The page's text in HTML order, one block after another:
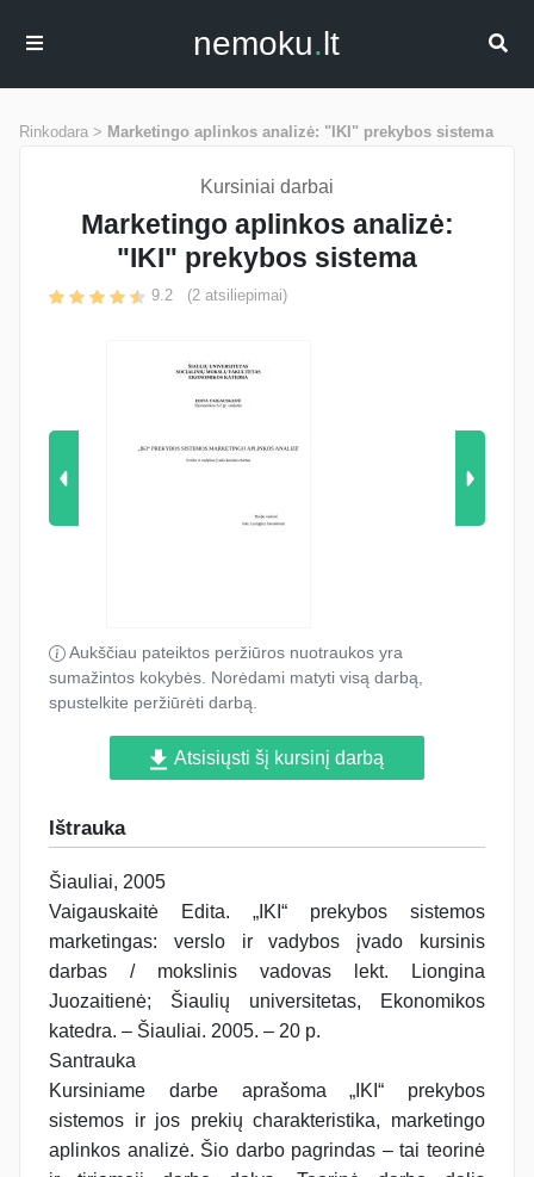
nemoku.lt
Rinkodara > Marketingo aplinkos analizė: "IKI" prekybos sistema
Kursiniai darbai
Marketingo aplinkos analizė:
"IKI" prekybos sistema
9.2 (2 atsiliepimai)
Aukščiau pateiktos peržiūros nuotraukos yra
sumažintos kokybės. Norėdami matyti visą darbą,
spustelkite peržiūrėti darbą.
Atsisiųsti šį kursinį darbą
Ištrauka
Šiauliai, 2005
Vaigauskaitė Edita. „IKI“ prekybos sistemos
marketingas: verslo ir vadybos įvado kursinis
darbas / mokslinis vadovas lekt. Liongina
Juozaitienė; Šiaulių universitetas, Ekonomikos
katedra. – Šiauliai. 2005. – 20 p.
Santrauka
Kursiniame darbe aprašoma „IKI“ prekybos
sistemos ir jos prekių charakteristika, marketingo
aplinkos analizė. Šio darbo pagrindas – tai teorinė